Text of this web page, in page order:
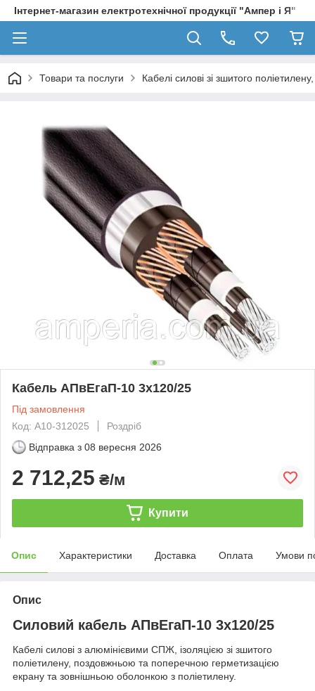
Інтернет-магазин електротехнічної продукції "Ампер і Я"
Товари та послуги Кабелі силові зі зшитого
Кабель АПвЕгаП‑10 3х120/25
Під замовлення
Код: А10-312025
Роздріб
Відправка з 08 вересня 2026
2 712,25 ₴/м
Купити
Опис Характеристики Доставка Оплата Умови
Опис
Силовий кабель АПвЕгаП-10 3х120/25
Кабелі силові з алюмінієвими СПЖ, ізоляцією зі зшитого
поліетилену, поздовжньою та поперечною герметизацією
екрану та зовнішньою оболонкою з поліетилену.